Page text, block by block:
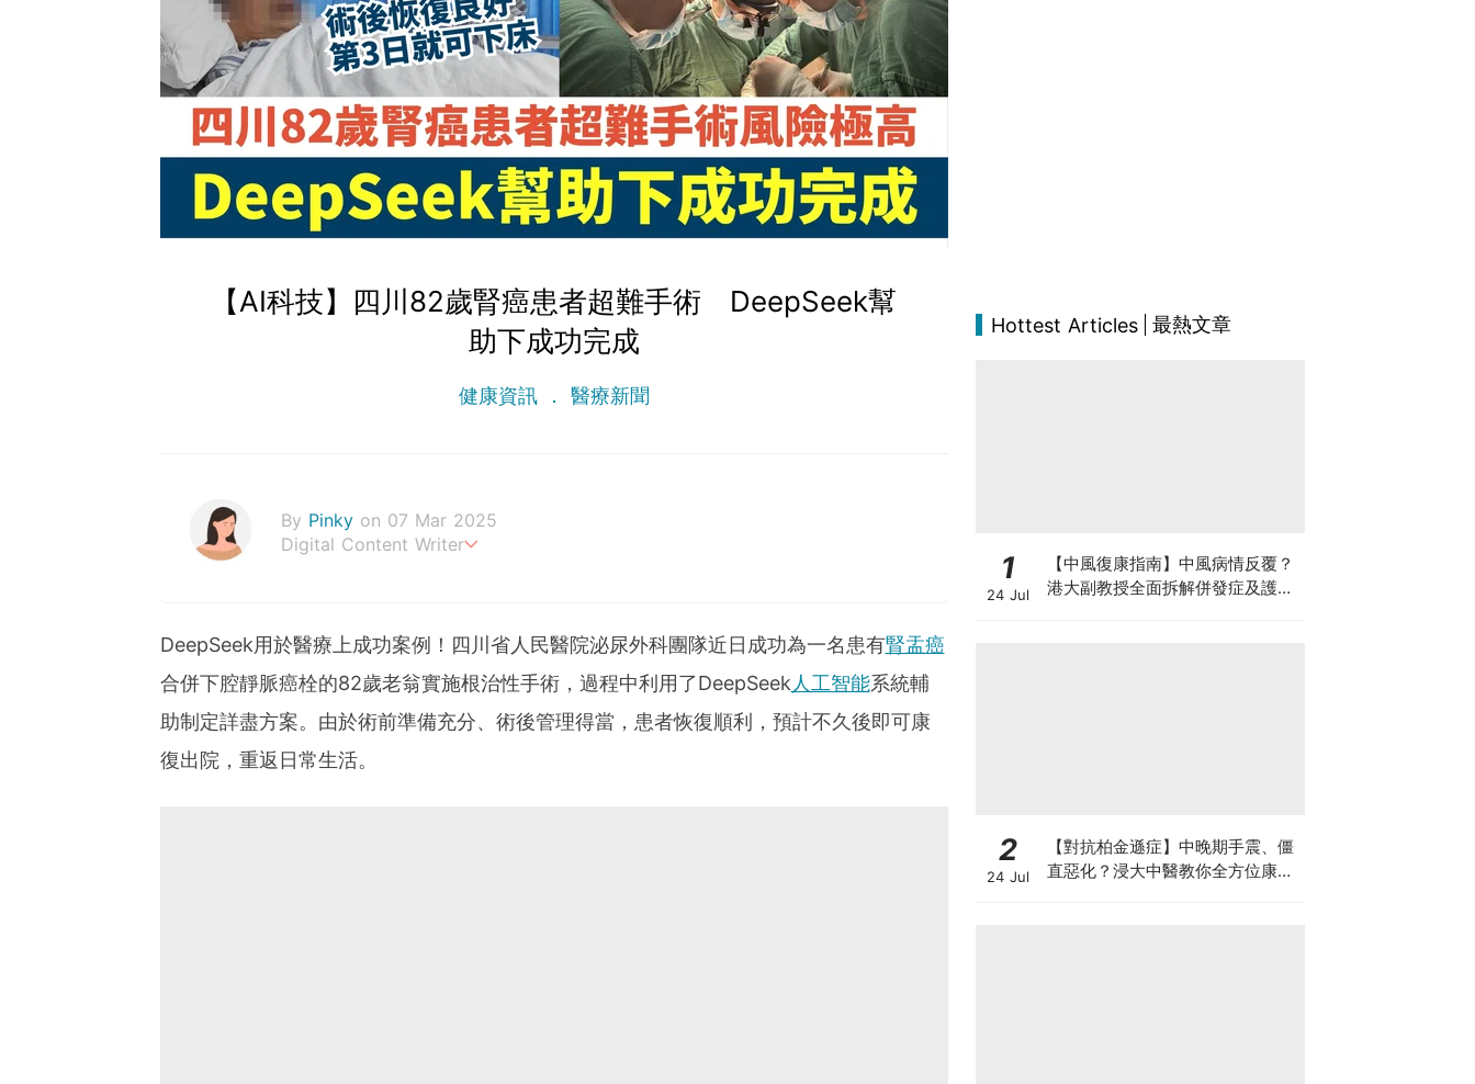
【AI科技】四川82歲腎癌患者超難手術 DeepSeek幫
助下成功完成
健康資訊 醫療新聞
By Pinky on 07 Mar 2025
Digital Content Writer
DeepSeek用於醫療上成功案例！四川省人民醫院泌尿外科團隊近日成功為一名患有腎盂癌
合併下腔靜脈癌栓的82歲老翁實施根治性手術，過程中利用了DeepSeek人工智能系統輔
助制定詳盡方案。由於術前準備充分、術後管理得當，患者恢復順利，預計不久後即可康
復出院，重返日常生活。
Hottest Articles 最熱文章
1
24 Jul
【中風復康指南】中風病情反覆？
港大副教授全面拆解併發症及護理
2
24 Jul
【對抗柏金遜症】中晚期手震、僵
直惡化？浸大中醫教你全方位康復